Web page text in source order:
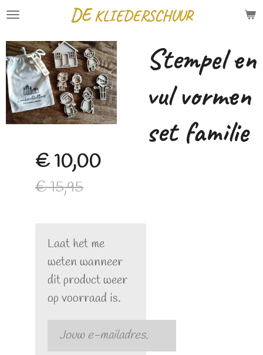
Ga
naar
de
hoofdinhoud
DEKLIEDERSCHUUR
Stempel en
vul vormen
set familie
€ 10,00
€ 15,95
Laat het me
weten wanneer
dit product weer
op voorraad is.